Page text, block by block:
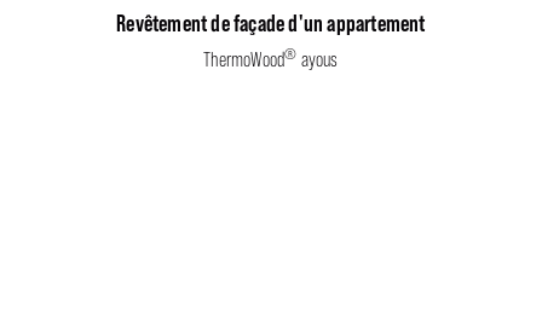
Revêtement de façade d'un appartement
ThermoWood® ayous